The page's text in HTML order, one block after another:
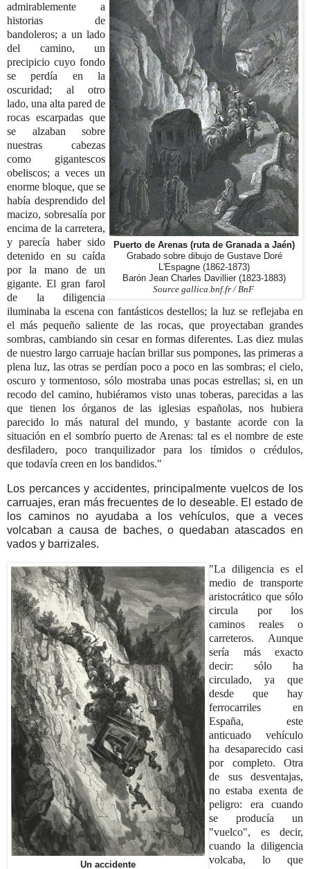
Puerto de Arenas (ruta de Granada a Jaén)
Grabado sobre dibujo de Gustave Doré
L'Espagne (1862-1873)
Barón Jean Charles Davillier (1823-1883)
Source gallica.bnf.fr / BnF
admirablemente a
historias de
bandoleros; a un lado
del camino, un
precipicio cuyo fondo
se perdía en la
oscuridad; al otro
lado, una alta pared de
rocas escarpadas que
se alzaban sobre
nuestras cabezas
como gigantescos
obeliscos; a veces un
enorme bloque, que se
había desprendido del
macizo, sobresalía por
encima de la carretera,
y parecía haber sido
detenido en su caída
por la mano de un
gigante. El gran farol
de la diligencia
iluminaba la escena con fantásticos destellos; la luz se reflejaba en
el más pequeño saliente de las rocas, que proyectaban grandes
sombras, cambiando sin cesar en formas diferentes.Las diez mulas
de nuestro largo carruaje hacían brillar sus pompones, las primeras a
plena luz, las otras se perdían poco a poco en las sombras; el cielo,
oscuro y tormentoso, sólo mostraba unas pocas estrellas; si, en un
recodo del camino, hubiéramos visto unas toberas, parecidas a las
que tienen los órganos de las iglesias españolas, nos hubiera
parecido lo más natural del mundo, y bastante acorde con la
situación en el sombrío puerto de Arenas: tal es el nombre de este
desfiladero, poco tranquilizador para los tímidos o crédulos,
que todavía creen en los bandidos."
Los percances y accidentes, principalmente vuelcos de los
carruajes, eran más frecuentes de lo deseable. El estado de
los caminos no ayudaba a los vehículos, que a veces
volcaban a causa de baches, o quedaban atascados en
vados y barrizales.
Un accidente
"La diligencia es el
medio de transporte
aristocrático que sólo
circula por los
caminos reales o
carreteros. Aunque
sería más exacto
decir: sólo ha
circulado, ya que
desde que hay
ferrocarriles en
España, este
anticuado vehículo
ha desaparecido casi
por completo. Otra
de sus desventajas,
no estaba exenta de
peligro: era cuando
se producía un
"vuelco", es decir,
cuando la diligencia
volcaba, lo que